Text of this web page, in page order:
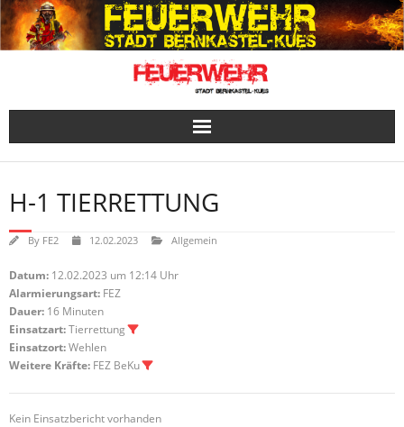
Skip
to
content
H-1 TIERRETTUNG
By FE2 12.02.2023 Allgemein
Datum: 12.02.2023 um 12:14 Uhr
Alarmierungsart: FEZ
Dauer: 16 Minuten
Einsatzart:Tierrettung
Einsatzort:Wehlen
Weitere Kräfte: FEZ BeKu
Kein Einsatzbericht vorhanden